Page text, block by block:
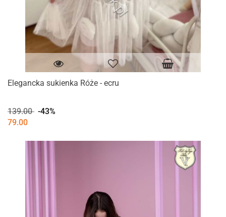
Elegancka sukienka Róże - ecru
139.00 -43%
79.00